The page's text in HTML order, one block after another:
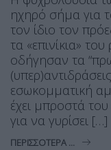
ηχηρό σήμα για
τον ίδιο τον
τα «επινίκια»
οδήγησαν τα
εσωκομματική
έχει μπροστά
για να γυρίσει […]
ΠΕΡΙΣΣΌΤΕΡΑ ...